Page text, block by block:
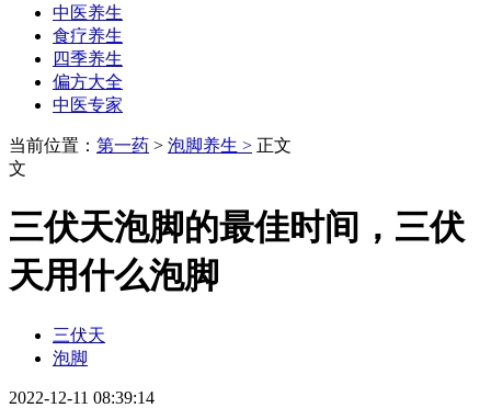
中医养生
食疗养生
四季养生
偏方大全
中医专家
当前位置： 第一药 > 泡脚养生 > 正文
文
三伏天泡脚的最佳时间，三伏
天用什么泡脚
三伏天
泡脚
2022-12-11 08:39:14